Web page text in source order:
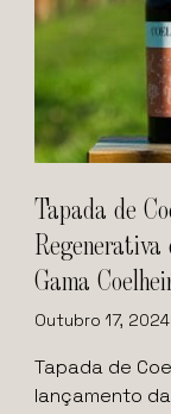
Tapada de
Regenerativa
Gama
Outubro 17, 2024
Tapada de
lançamento